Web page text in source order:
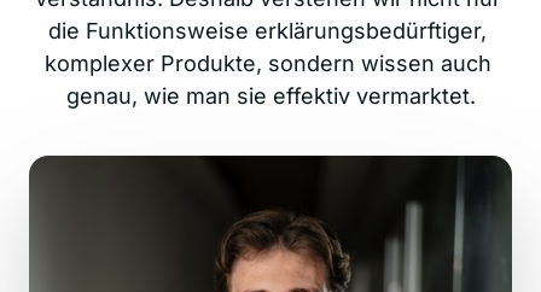
die Funktionsweise erklärungsbedürftiger,
komplexer Produkte, sondern wissen auch
genau, wie man sie effektiv vermarktet.